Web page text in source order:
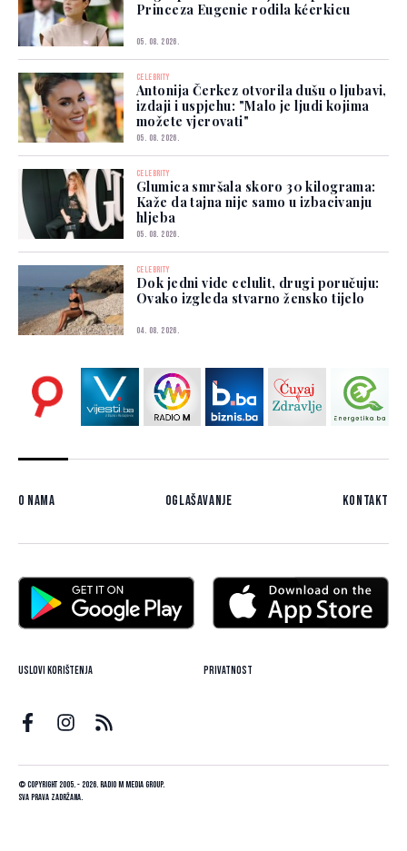
Princeza Eugenie rodila kćerkicu
05. 08. 2026.
CELEBRITY
Antonija Čerkez otvorila dušu o ljubavi,
izdaji i uspjehu: "Malo je ljudi kojima
možete vjerovati"
05. 08. 2026.
CELEBRITY
Glumica smršala skoro 30 kilograma:
Kaže da tajna nije samo u izbacivanju
hljeba
05. 08. 2026.
CELEBRITY
Dok jedni vide celulit, drugi poručuju:
Ovako izgleda stvarno žensko tijelo
04. 08. 2026.
O nama Oglašavanje Kontakt
Uslovi korištenja Privatnost
© Copyright 2005. - 2026. Radio M Media Group.
Sva prava zadržana.